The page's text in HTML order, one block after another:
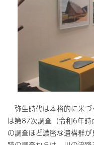
弥生時代は本格的に米
は第87次調査（令和6年
の調査ほど濃密な遺構群